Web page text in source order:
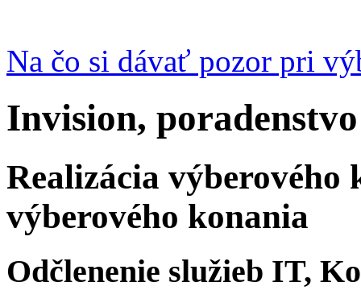
Na čo si dávať pozor pri
Invision,
Realizácia
výberového konania
Odčlenenie služieb IT,